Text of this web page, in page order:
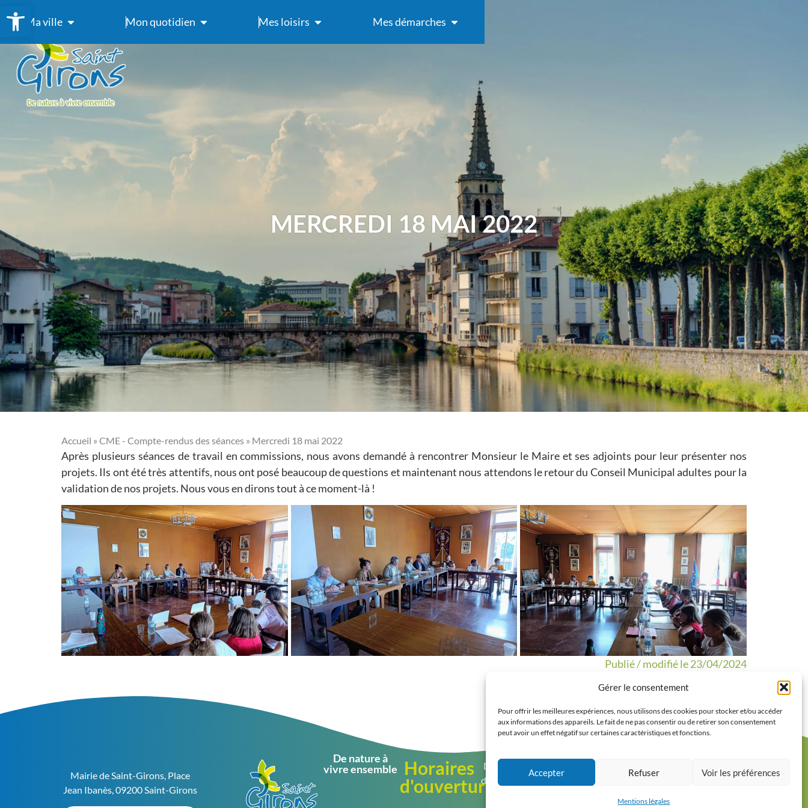
Ouvrir la barre d’outils
Gérer le consentement
Pour offrir les meilleures expériences, nous utilisons des cookies pour stocker et/ou accéder
aux informations des appareils. Le fait de ne pas consentir ou de retirer son consentement
peut avoir un effet négatif sur certaines caractéristiques et fonctions.
Accepter Refuser Voir les préférences
Mentions légales
Ma ville Mon quotidien Mes loisirs Mes démarches
MERCREDI 18 MAI 2022
Accueil » CME - Compte-rendus des séances » Mercredi 18 mai 2022
Après plusieurs séances de travail en commissions, nous avons demandé à rencontrer Monsieur le Maire et ses adjoints pour leur présenter nos
projets. Ils ont été très attentifs, nous ont posé beaucoup de questions et maintenant nous attendons le retour du Conseil Municipal adultes pour la
validation de nos projets. Nous vous en dirons tout à ce moment-là !
Publié / modifié le 23/04/2024
Mairie de Saint-Girons, Place
Jean Ibanès,09200 Saint-Girons
De nature à
vivre ensemble
Horaires
d'ouverture
Du lundi au jeudi
de 08h30 à 12h00